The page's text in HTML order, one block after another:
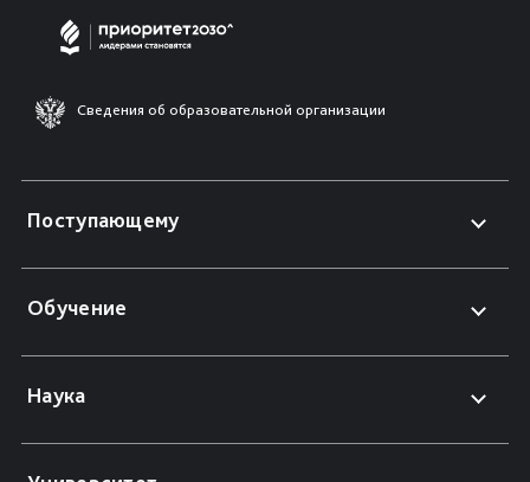
Сведения об образовательной организации
Поступающему
Обучение
Наука